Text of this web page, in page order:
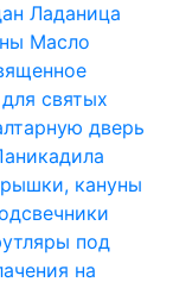
Ладаница
Масло
святых
дверь
кануны
под
на